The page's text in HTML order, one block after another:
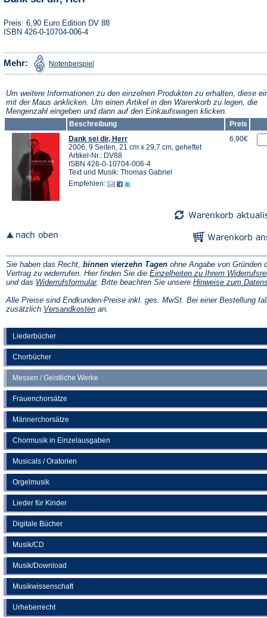
Liederbücher
Chorbücher
Messen / Geistliche Werke
Frauenchorsätze
Männerchorsätze
Chormusik in Einzelausgaben
Musicals / Oratorien
Orgelmusik
Lieder für Kinder
Digitale Bücher
Musik/CD
Musik/Download
Musikwissenschaft
Urheberrecht
Preis: 6,90 Euro Edition DV 88
ISBN 426-0-10704-006-4
Mehr: Notenbeispiel in
einem
Tab)
Um weitere Informationen zu den einzelnen Produkten zu erhalten, diese
mit der Maus anklicken. Um einen Artikel in den Warenkorb zu legen, die
Mengenzahl eingeben und dann auf den Einkaufswagen klicken.
Beschreibung
Preis
Dank sei dir, Herr
2006, 9 Seiten, 21 cm x 29,7 cm, geheftet
Artikel-Nr.: DV88
ISBN 426-0-10704-006-4
Text und Musik: Thomas Gabriel
Empfehlen:
6,90€
Sie haben das Recht, binnen vierzehn Tagen ohne Angabe von Gründen
Vertrag zu widerrufen. Hier finden Sie die Einzelheiten zu Ihrem
und das Widerrufsformular(Öffnet
einem
neuen
. Bitte beachten Sie unsere Hinweise zum
Alle Preise sind Endkunden-Preise inkl. ges. MwSt. Bei einer Bestellung
zusätzlich Versandkosten(Öffnet
an.